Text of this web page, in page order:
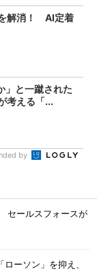
を解消！ AI定着
」と一蹴された
考える「...
by
セールスフォースが
ーソン」を抑え、